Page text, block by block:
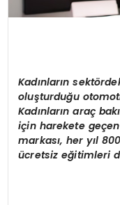
Kadınların
oluşturduğu
Kadınların araç
için harekete
markası, her yıl
ücretsiz eğitimleri